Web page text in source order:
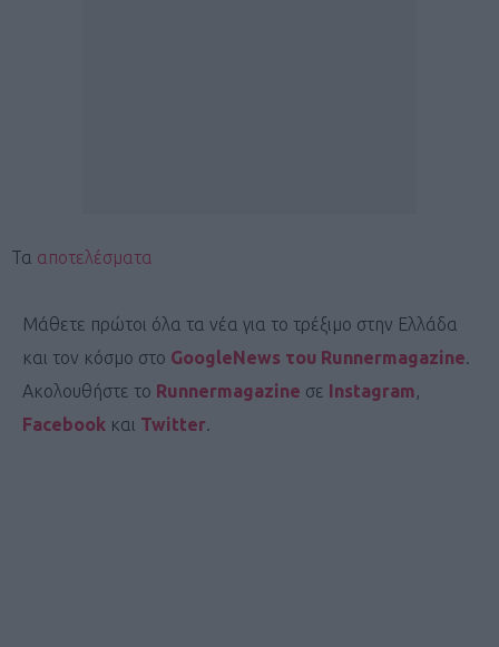
Τα αποτελέσματα
Μάθετε πρώτοι όλα τα νέα για το τρέξιμο στην Ελλάδα
και τον κόσμο στο GoogleNews του Runnermagazine.
Ακολουθήστε το Runnermagazine σε Instagram,
Facebook και Twitter.